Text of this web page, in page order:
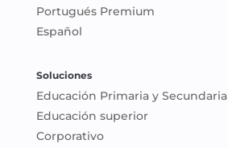
Portugués Premium
Español
Soluciones
Educación Primaria y Secundaria
Educación superior
Corporativo